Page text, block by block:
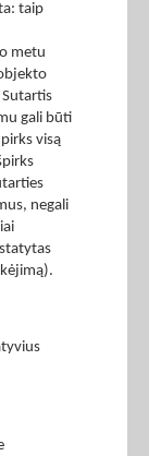
taip
metu
gali būti
visą
negali